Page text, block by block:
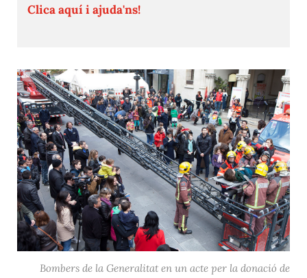
Clica aquí i ajuda'ns!
Bombers de la Generalitat en un acte per la donació de